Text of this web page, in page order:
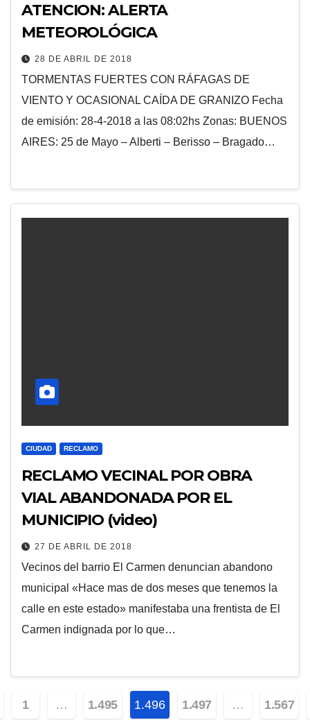
ATENCION: ALERTA
METEOROLÓGICA
28 DE ABRIL DE 2018
TORMENTAS FUERTES CON RÁFAGAS DE
VIENTO Y OCASIONAL CAÍDA DE GRANIZO Fecha
de emisión: 28-4-2018 a las 08:02hs Zonas: BUENOS
AIRES: 25 de Mayo – Alberti – Berisso – Bragado…
CIUDAD RECLAMO
RECLAMO VECINAL POR OBRA
VIAL ABANDONADA POR EL
MUNICIPIO (video)
27 DE ABRIL DE 2018
Vecinos del barrio El Carmen denuncian abandono
municipal «Hace mas de dos meses que tenemos la
calle en este estado» manifestaba una frentista de El
Carmen indignada por lo que…
1 … 1.495 1.496 1.497 … 1.567